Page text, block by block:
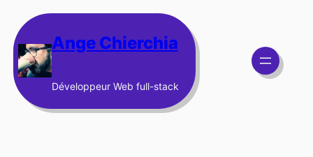
au
contenu Ange Chierchia
Développeur Web full-stack